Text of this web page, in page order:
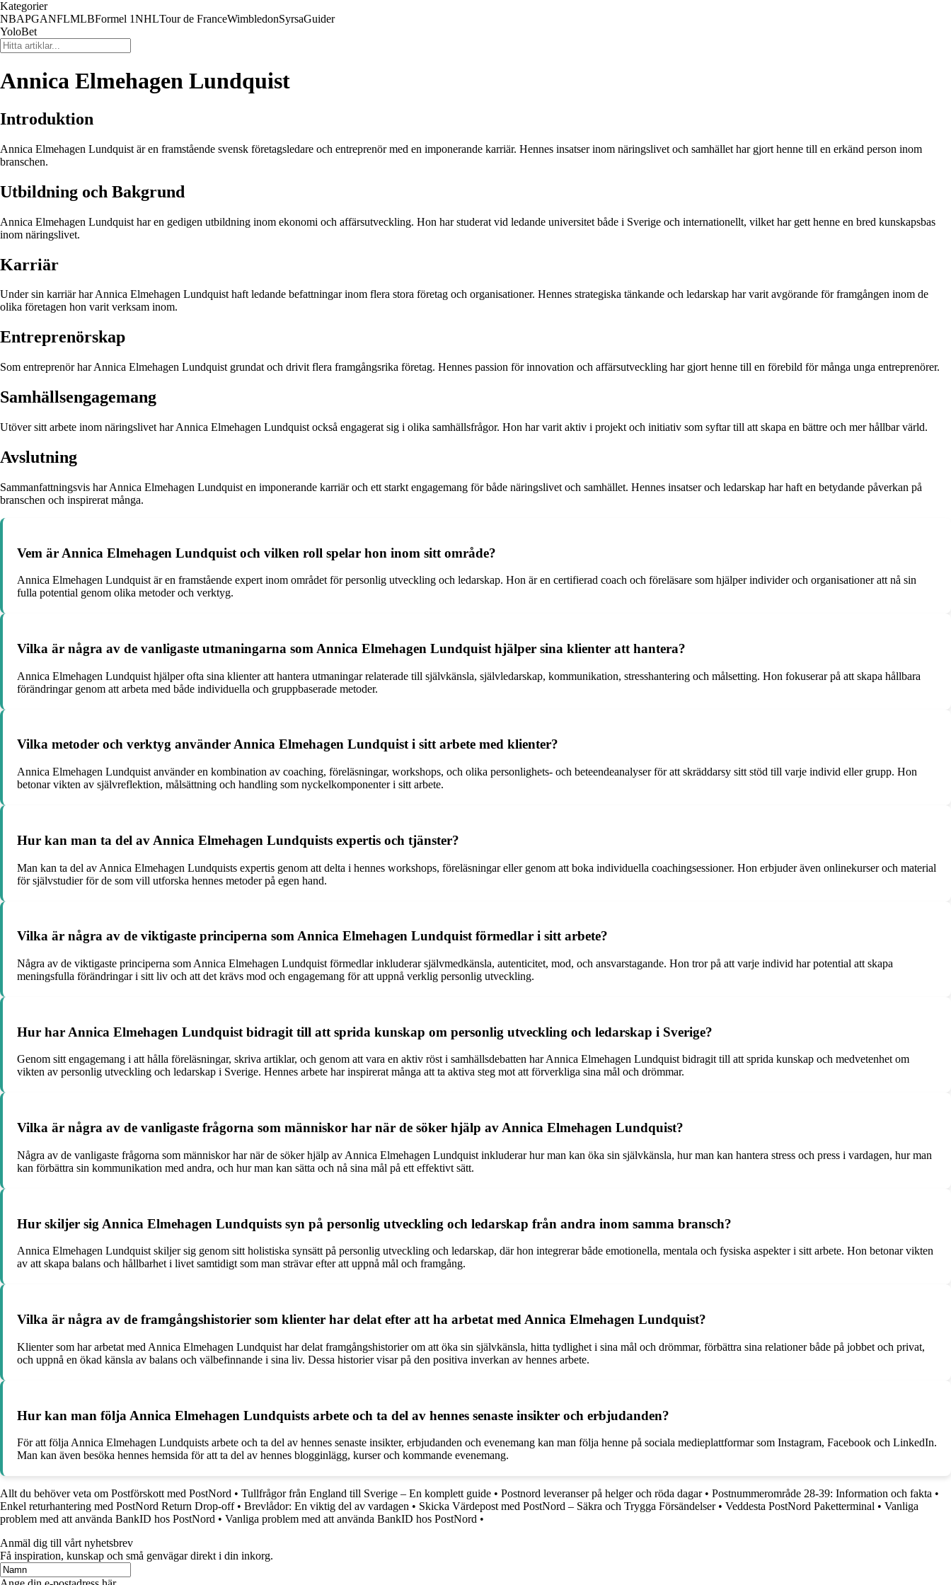
Kategorier
NBAPGANFLMLBFormel 1NHLTour de FranceWimbledonSyrsaGuider
YoloBet
Annica Elmehagen Lundquist
Introduktion
Annica Elmehagen Lundquist är en framstående svensk företagsledare och entreprenör med en imponerande karriär. Hennes insatser inom näringslivet och samhället har gjort henne till en erkänd person inom
branschen.
Utbildning och Bakgrund
Annica Elmehagen Lundquist har en gedigen utbildning inom ekonomi och affärsutveckling. Hon har studerat vid ledande universitet både i Sverige och internationellt, vilket har gett henne en bred kunskapsbas
inom näringslivet.
Karriär
Under sin karriär har Annica Elmehagen Lundquist haft ledande befattningar inom flera stora företag och organisationer. Hennes strategiska tänkande och ledarskap har varit avgörande för framgången inom de
olika företagen hon varit verksam inom.
Entreprenörskap
Som entreprenör har Annica Elmehagen Lundquist grundat och drivit flera framgångsrika företag. Hennes passion för innovation och affärsutveckling har gjort henne till en förebild för många unga entreprenörer.
Samhällsengagemang
Utöver sitt arbete inom näringslivet har Annica Elmehagen Lundquist också engagerat sig i olika samhällsfrågor. Hon har varit aktiv i projekt och initiativ som syftar till att skapa en bättre och mer hållbar värld.
Avslutning
Sammanfattningsvis har Annica Elmehagen Lundquist en imponerande karriär och ett starkt engagemang för både näringslivet och samhället. Hennes insatser och ledarskap har haft en betydande påverkan på
branschen och inspirerat många.
Vem är Annica Elmehagen Lundquist och vilken roll spelar hon inom sitt område?
Annica Elmehagen Lundquist är en framstående expert inom området för personlig utveckling och ledarskap. Hon är en certifierad coach och föreläsare som hjälper individer och organisationer att nå sin
fulla potential genom olika metoder och verktyg.
Vilka är några av de vanligaste utmaningarna som Annica Elmehagen Lundquist hjälper sina klienter att hantera?
Annica Elmehagen Lundquist hjälper ofta sina klienter att hantera utmaningar relaterade till självkänsla, självledarskap, kommunikation, stresshantering och målsetting. Hon fokuserar på att skapa hållbara
förändringar genom att arbeta med både individuella och gruppbaserade metoder.
Vilka metoder och verktyg använder Annica Elmehagen Lundquist i sitt arbete med klienter?
Annica Elmehagen Lundquist använder en kombination av coaching, föreläsningar, workshops, och olika personlighets- och beteendeanalyser för att skräddarsy sitt stöd till varje individ eller grupp. Hon
betonar vikten av självreflektion, målsättning och handling som nyckelkomponenter i sitt arbete.
Hur kan man ta del av Annica Elmehagen Lundquists expertis och tjänster?
Man kan ta del av Annica Elmehagen Lundquists expertis genom att delta i hennes workshops, föreläsningar eller genom att boka individuella coachingsessioner. Hon erbjuder även onlinekurser och material
för självstudier för de som vill utforska hennes metoder på egen hand.
Vilka är några av de viktigaste principerna som Annica Elmehagen Lundquist förmedlar i sitt arbete?
Några av de viktigaste principerna som Annica Elmehagen Lundquist förmedlar inkluderar självmedkänsla, autenticitet, mod, och ansvarstagande. Hon tror på att varje individ har potential att skapa
meningsfulla förändringar i sitt liv och att det krävs mod och engagemang för att uppnå verklig personlig utveckling.
Hur har Annica Elmehagen Lundquist bidragit till att sprida kunskap om personlig utveckling och ledarskap i Sverige?
Genom sitt engagemang i att hålla föreläsningar, skriva artiklar, och genom att vara en aktiv röst i samhällsdebatten har Annica Elmehagen Lundquist bidragit till att sprida kunskap och medvetenhet om
vikten av personlig utveckling och ledarskap i Sverige. Hennes arbete har inspirerat många att ta aktiva steg mot att förverkliga sina mål och drömmar.
Vilka är några av de vanligaste frågorna som människor har när de söker hjälp av Annica Elmehagen Lundquist?
Några av de vanligaste frågorna som människor har när de söker hjälp av Annica Elmehagen Lundquist inkluderar hur man kan öka sin självkänsla, hur man kan hantera stress och press i vardagen, hur man
kan förbättra sin kommunikation med andra, och hur man kan sätta och nå sina mål på ett effektivt sätt.
Hur skiljer sig Annica Elmehagen Lundquists syn på personlig utveckling och ledarskap från andra inom samma bransch?
Annica Elmehagen Lundquist skiljer sig genom sitt holistiska synsätt på personlig utveckling och ledarskap, där hon integrerar både emotionella, mentala och fysiska aspekter i sitt arbete. Hon betonar vikten
av att skapa balans och hållbarhet i livet samtidigt som man strävar efter att uppnå mål och framgång.
Vilka är några av de framgångshistorier som klienter har delat efter att ha arbetat med Annica Elmehagen Lundquist?
Klienter som har arbetat med Annica Elmehagen Lundquist har delat framgångshistorier om att öka sin självkänsla, hitta tydlighet i sina mål och drömmar, förbättra sina relationer både på jobbet och privat,
och uppnå en ökad känsla av balans och välbefinnande i sina liv. Dessa historier visar på den positiva inverkan av hennes arbete.
Hur kan man följa Annica Elmehagen Lundquists arbete och ta del av hennes senaste insikter och erbjudanden?
För att följa Annica Elmehagen Lundquists arbete och ta del av hennes senaste insikter, erbjudanden och evenemang kan man följa henne på sociala medieplattformar som Instagram, Facebook och LinkedIn.
Man kan även besöka hennes hemsida för att ta del av hennes blogginlägg, kurser och kommande evenemang.
Allt du behöver veta om Postförskott med PostNord • Tullfrågor från England till Sverige – En komplett guide • Postnord leveranser på helger och röda dagar• Postnummerområde 28-39: Information och fakta •
Enkel returhantering med PostNord Return Drop-off• Brevlådor: En viktig del av vardagen • Skicka Värdepost med PostNord – Säkra och Trygga Försändelser• Veddesta PostNord Paketterminal • Vanliga
problem med att använda BankID hos PostNord • Vanliga problem med att använda BankID hos PostNord •
Anmäl dig till vårt nyhetsbrev
Få inspiration, kunskap och små genvägar direkt i din inkorg.